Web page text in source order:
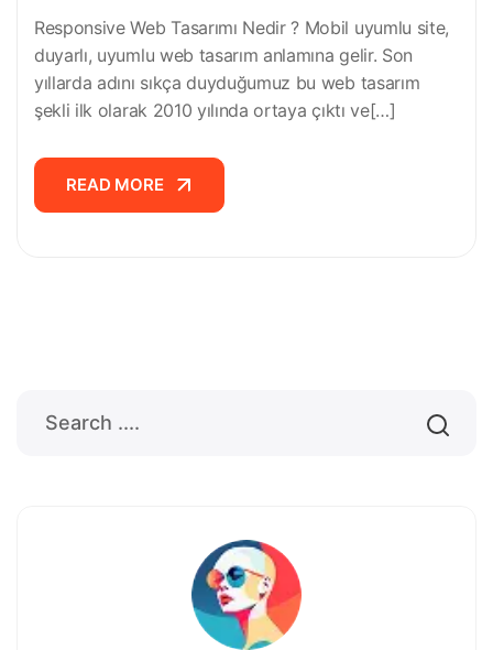
Responsive Web Tasarımı Nedir ? Mobil uyumlu site,
duyarlı, uyumlu web tasarım anlamına gelir. Son
yıllarda adını sıkça duyduğumuz bu web tasarım
şekli ilk olarak 2010 yılında ortaya çıktı ve[…]
READ MORE